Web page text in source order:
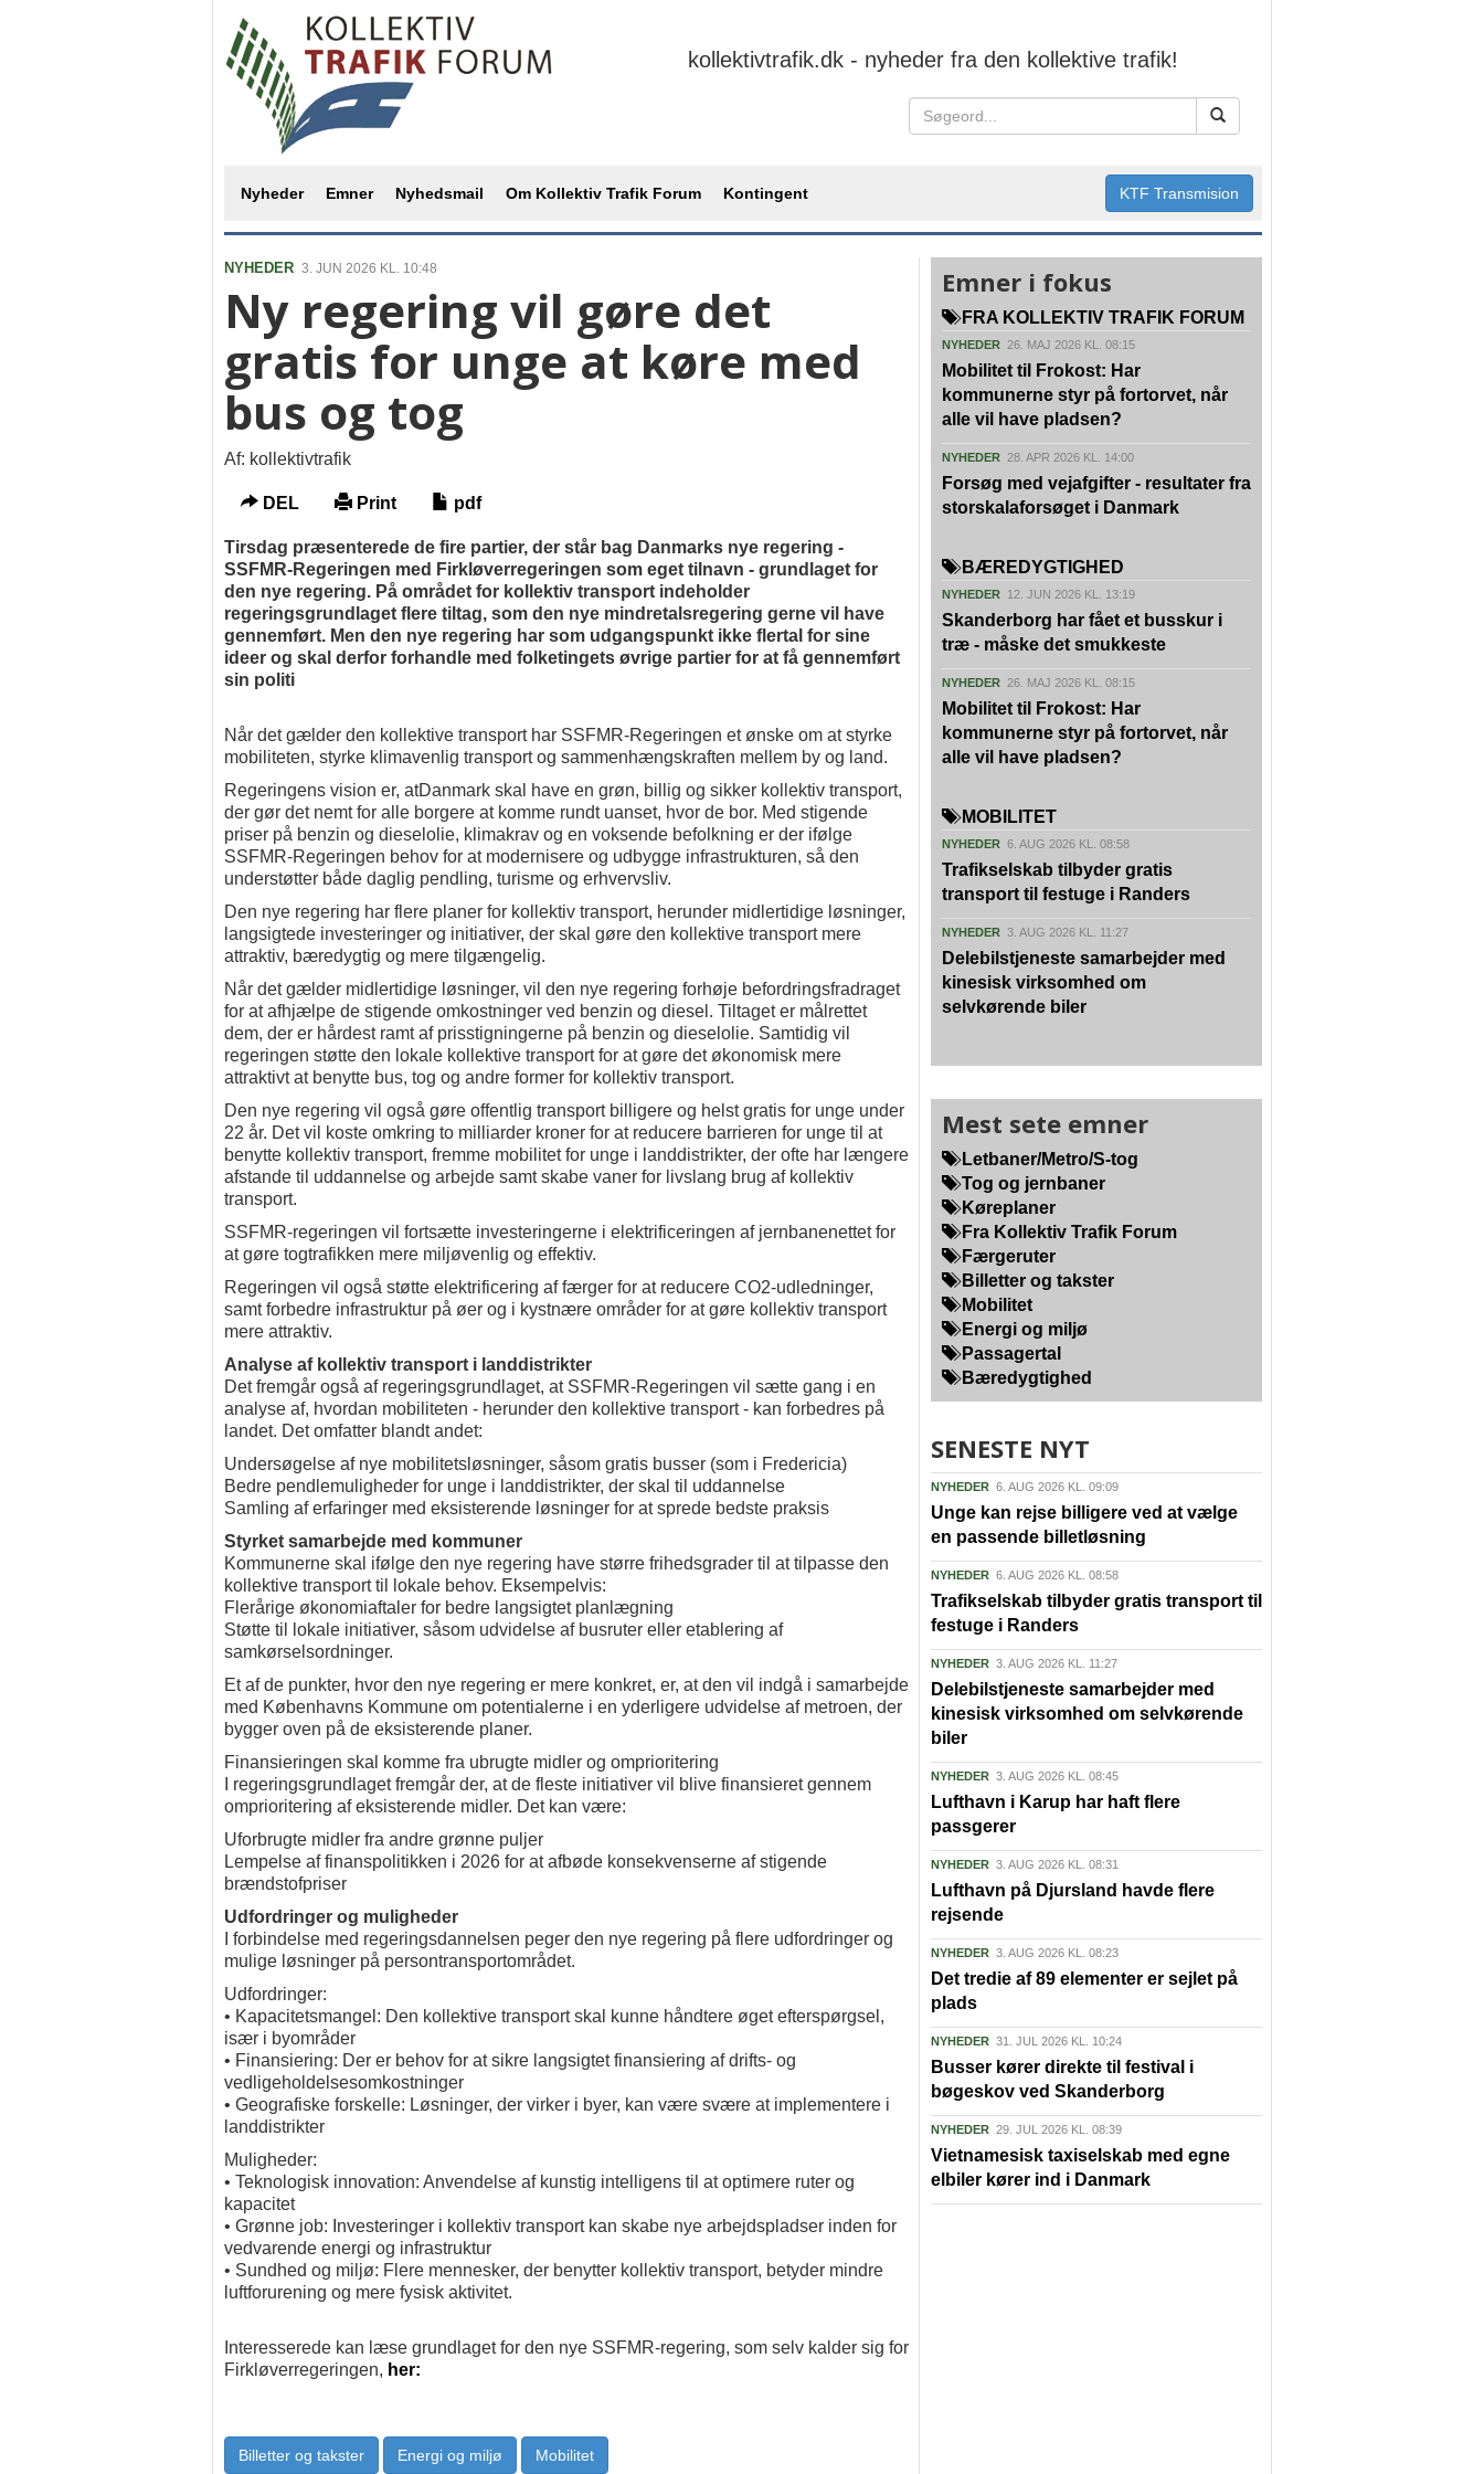
kollektivtrafik.dk - nyheder fra den kollektive trafik!
Nyheder Emner Nyhedsmail Om Kollektiv Trafik Forum Kontingent KTF Transmision
NYHEDER 3. JUN 2026 KL. 10:48
Ny regering vil gøre det
gratis for unge at køre med
bus og tog
Af: kollektivtrafik
DEL Print pdf
Tirsdag præsenterede de fire partier, der står bag Danmarks nye regering -
SSFMR-Regeringen med Firkløverregeringen som eget tilnavn - grundlaget for
den nye regering. På området for kollektiv transport indeholder
regeringsgrundlaget flere tiltag, som den nye mindretalsregering gerne vil have
gennemført. Men den nye regering har som udgangspunkt ikke flertal for sine
ideer og skal derfor forhandle med folketingets øvrige partier for at få gennemført
sin politi
Når det gælder den kollektive transport har SSFMR-Regeringen et ønske om at styrke
mobiliteten, styrke klimavenlig transport og sammenhængskraften mellem by og land.
Regeringens vision er, atDanmark skal have en grøn, billig og sikker kollektiv transport,
der gør det nemt for alle borgere at komme rundt uanset, hvor de bor. Med stigende
priser på benzin og dieselolie, klimakrav og en voksende befolkning er der ifølge
SSFMR-Regeringen behov for at modernisere og udbygge infrastrukturen, så den
understøtter både daglig pendling, turisme og erhvervsliv.
Den nye regering har flere planer for kollektiv transport, herunder midlertidige løsninger,
langsigtede investeringer og initiativer, der skal gøre den kollektive transport mere
attraktiv, bæredygtig og mere tilgængelig.
Når det gælder midlertidige løsninger, vil den nye regering forhøje befordringsfradraget
for at afhjælpe de stigende omkostninger ved benzin og diesel. Tiltaget er målrettet
dem, der er hårdest ramt af prisstigningerne på benzin og dieselolie. Samtidig vil
regeringen støtte den lokale kollektive transport for at gøre det økonomisk mere
attraktivt at benytte bus, tog og andre former for kollektiv transport.
Den nye regering vil også gøre offentlig transport billigere og helst gratis for unge under
22 år. Det vil koste omkring to milliarder kroner for at reducere barrieren for unge til at
benytte kollektiv transport, fremme mobilitet for unge i landdistrikter, der ofte har længere
afstande til uddannelse og arbejde samt skabe vaner for livslang brug af kollektiv
transport.
SSFMR-regeringen vil fortsætte investeringerne i elektrificeringen af jernbanenettet for
at gøre togtrafikken mere miljøvenlig og effektiv.
Regeringen vil også støtte elektrificering af færger for at reducere CO2-udledninger,
samt forbedre infrastruktur på øer og i kystnære områder for at gøre kollektiv transport
mere attraktiv.
Analyse af kollektiv transport i landdistrikter
Det fremgår også af regeringsgrundlaget, at SSFMR-Regeringen vil sætte gang i en
analyse af, hvordan mobiliteten - herunder den kollektive transport - kan forbedres på
landet. Det omfatter blandt andet:
Undersøgelse af nye mobilitetsløsninger, såsom gratis busser (som i Fredericia)
Bedre pendlemuligheder for unge i landdistrikter, der skal til uddannelse
Samling af erfaringer med eksisterende løsninger for at sprede bedste praksis
Styrket samarbejde med kommuner
Kommunerne skal ifølge den nye regering have større frihedsgrader til at tilpasse den
kollektive transport til lokale behov. Eksempelvis:
Flerårige økonomiaftaler for bedre langsigtet planlægning
Støtte til lokale initiativer, såsom udvidelse af busruter eller etablering af
samkørselsordninger.
Et af de punkter, hvor den nye regering er mere konkret, er, at den vil indgå i samarbejde
med Københavns Kommune om potentialerne i en yderligere udvidelse af metroen, der
bygger oven på de eksisterende planer.
Finansieringen skal komme fra ubrugte midler og omprioritering
I regeringsgrundlaget fremgår der, at de fleste initiativer vil blive finansieret gennem
omprioritering af eksisterende midler. Det kan være:
Uforbrugte midler fra andre grønne puljer
Lempelse af finanspolitikken i 2026 for at afbøde konsekvenserne af stigende
brændstofpriser
Udfordringer og muligheder
I forbindelse med regeringsdannelsen peger den nye regering på flere udfordringer og
mulige løsninger på persontransportområdet.
Udfordringer:
• Kapacitetsmangel: Den kollektive transport skal kunne håndtere øget efterspørgsel,
især i byområder
• Finansiering: Der er behov for at sikre langsigtet finansiering af drifts- og
vedligeholdelsesomkostninger
• Geografiske forskelle: Løsninger, der virker i byer, kan være svære at implementere i
landdistrikter
Muligheder:
• Teknologisk innovation: Anvendelse af kunstig intelligens til at optimere ruter og
kapacitet
• Grønne job: Investeringer i kollektiv transport kan skabe nye arbejdspladser inden for
vedvarende energi og infrastruktur
• Sundhed og miljø: Flere mennesker, der benytter kollektiv transport, betyder mindre
luftforurening og mere fysisk aktivitet.
Interesserede kan læse grundlaget for den nye SSFMR-regering, som selv kalder sig for
Firkløverregeringen, her:
Billetter og takster Energi og miljø Mobilitet
Emner i fokus
FRA KOLLEKTIV TRAFIK FORUM
NYHEDER 26. MAJ 2026 KL. 08:15
Mobilitet til Frokost: Har
kommunerne styr på fortorvet, når
alle vil have pladsen?
NYHEDER 28. APR 2026 KL. 14:00
Forsøg med vejafgifter - resultater fra
storskalaforsøget i Danmark
BÆREDYGTIGHED
NYHEDER 12. JUN 2026 KL. 13:19
Skanderborg har fået et busskur i
træ - måske det smukkeste
NYHEDER 26. MAJ 2026 KL. 08:15
Mobilitet til Frokost: Har
kommunerne styr på fortorvet, når
alle vil have pladsen?
MOBILITET
NYHEDER 6. AUG 2026 KL. 08:58
Trafikselskab tilbyder gratis
transport til festuge i Randers
NYHEDER 3. AUG 2026 KL. 11:27
Delebilstjeneste samarbejder med
kinesisk virksomhed om
selvkørende biler
Mest sete emner
Letbaner/Metro/S-tog
Tog og jernbaner
Køreplaner
Fra Kollektiv Trafik Forum
Færgeruter
Billetter og takster
Mobilitet
Energi og miljø
Passagertal
Bæredygtighed
SENESTE NYT
NYHEDER 6. AUG 2026 KL. 09:09
Unge kan rejse billigere ved at vælge
en passende billetløsning
NYHEDER 6. AUG 2026 KL. 08:58
Trafikselskab tilbyder gratis transport til
festuge i Randers
NYHEDER 3. AUG 2026 KL. 11:27
Delebilstjeneste samarbejder med
kinesisk virksomhed om selvkørende
biler
NYHEDER 3. AUG 2026 KL. 08:45
Lufthavn i Karup har haft flere
passgerer
NYHEDER 3. AUG 2026 KL. 08:31
Lufthavn på Djursland havde flere
rejsende
NYHEDER 3. AUG 2026 KL. 08:23
Det tredie af 89 elementer er sejlet på
plads
NYHEDER 31. JUL 2026 KL. 10:24
Busser kører direkte til festival i
bøgeskov ved Skanderborg
NYHEDER 29. JUL 2026 KL. 08:39
Vietnamesisk taxiselskab med egne
elbiler kører ind i Danmark